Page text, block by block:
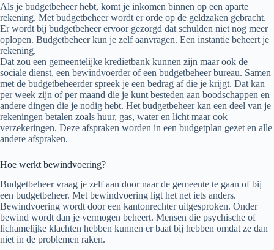
Als je budgetbeheer hebt, komt je inkomen binnen op een aparte
rekening. Met budgetbeheer wordt er orde op de geldzaken gebracht.
Er wordt bij budgetbeheer ervoor gezorgd dat schulden niet nog meer
oplopen. Budgetbeheer kun je zelf aanvragen. Een instantie beheert je
rekening.
Dat zou een gemeentelijke kredietbank kunnen zijn maar ook de
sociale dienst, een bewindvoerder of een budgetbeheer bureau. Samen
met de budgetbeheerder spreek je een bedrag af die je krijgt. Dat kan
per week zijn of per maand die je kunt besteden aan boodschappen en
andere dingen die je nodig hebt. Het budgetbeheer kan een deel van je
rekeningen betalen zoals huur, gas, water en licht maar ook
verzekeringen. Deze afspraken worden in een budgetplan gezet en alle
andere afspraken.
Hoe werkt bewindvoering?
Budgetbeheer vraag je zelf aan door naar de gemeente te gaan of bij
een budgetbeheer. Met bewindvoering ligt het net iets anders.
Bewindvoering wordt door een kantonrechter uitgesproken. Onder
bewind wordt dan je vermogen beheert. Mensen die psychische of
lichamelijke klachten hebben kunnen er baat bij hebben omdat ze dan
niet in de problemen raken.